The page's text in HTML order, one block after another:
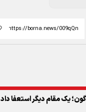
یک مقام دیگر استعفا داد